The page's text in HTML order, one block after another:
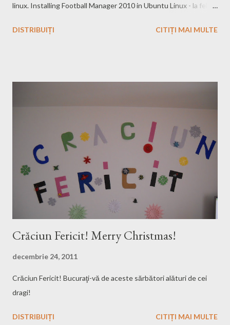
linux. Installing Football Manager 2010 in Ubuntu Linux - la fel ca
specific pentru Windows in Linux. S-a deschis Strandul din Sibiu
gratuit la ei. TV Online cu Sopcast in Ubuntu Linux - inca un mic
tutorial cum poti vedea toate canalele TV romanesti, si nu
numai, in Linux. Aici ar trebui sa adaug si articolul cu TV Maxe .
Youtube Music Playlist - cum poti vedea toate filmuletele
oficiale ale unui artist...
DISTRIBUIȚI CITIȚI MAI MULTE
Crăciun Fericit! Merry Christmas!
decembrie 24, 2011
Crăciun Fericit! Bucuraţi-vă de aceste sărbători alături de cei
dragi!
DISTRIBUIȚI CITIȚI MAI MULTE